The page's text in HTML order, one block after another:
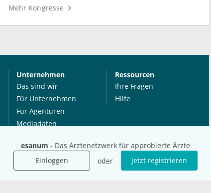
esanum - Das Ärztenetzwerk für approbierte Ärzte
Einloggen
oder Jetzt registrieren
Mehr Kongresse
Unternehmen
Das sind wir
Für Unternehmen
Für Agenturen
Mediadaten
Karriere
Ressourcen
Ihre Fragen
Hilfe